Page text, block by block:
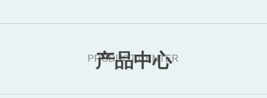
PRODUCT CENTER
产品中心